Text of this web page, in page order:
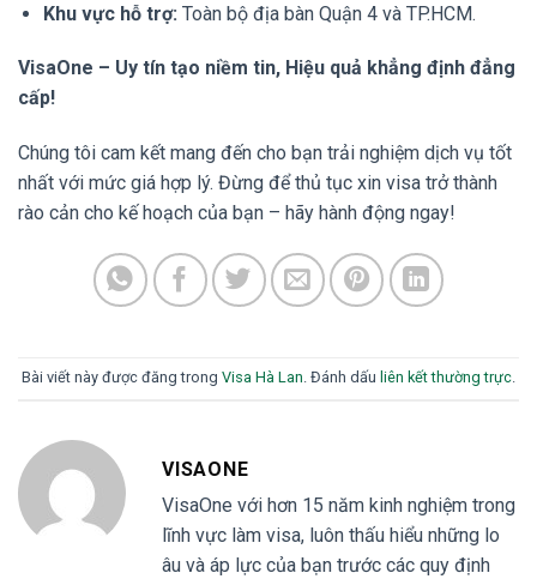
Khu vực hỗ trợ: Toàn bộ địa bàn Quận 4 và TP.HCM.
VisaOne – Uy tín tạo niềm tin, Hiệu quả khẳng định đẳng
cấp!
Chúng tôi cam kết mang đến cho bạn trải nghiệm dịch vụ tốt
nhất với mức giá hợp lý. Đừng để thủ tục xin visa trở thành
rào cản cho kế hoạch của bạn – hãy hành động ngay!
Bài viết này được đăng trong Visa Hà Lan. Đánh dấu liên kết thường trực.
VISAONE
VisaOne với hơn 15 năm kinh nghiệm trong
lĩnh vực làm visa, luôn thấu hiểu những lo
âu và áp lực của bạn trước các quy định